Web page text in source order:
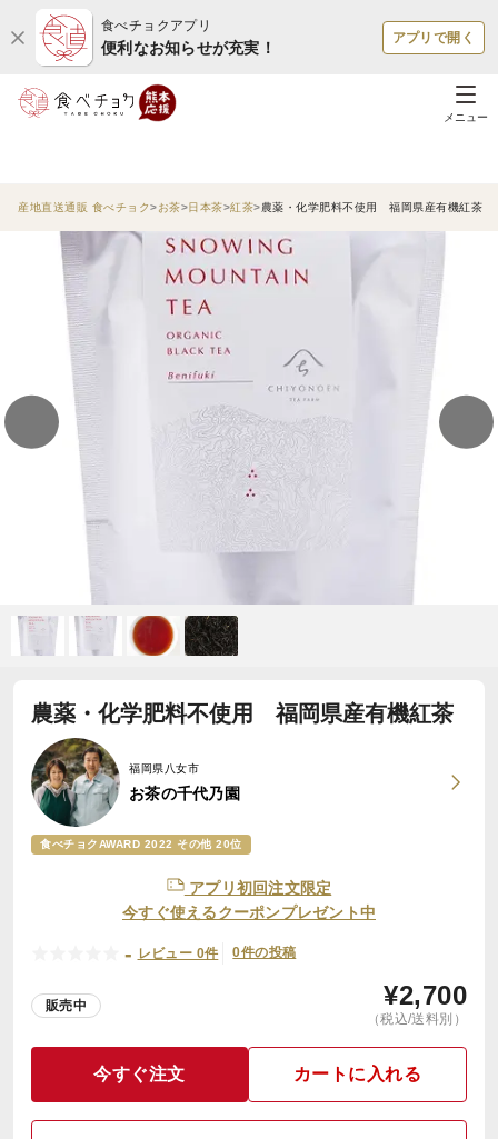
食べチョクアプリ
便利なお知らせが充実！
アプリで開く
メニュー
産地直送通販 食べチョク お茶 日本茶 紅茶 農薬・化学肥料不使用 福岡県産有機紅茶
農薬・化学肥料不使用 福岡県産有機紅茶
福岡県八女市
お茶の千代乃園
食べチョクAWARD 2022 その他 20位
アプリ初回注文限定
今すぐ使えるクーポンプレゼント中
- レビュー 0件 0件の投稿
販売中 ¥2,700
（税込/送料別）
今すぐ注文 カートに入れる